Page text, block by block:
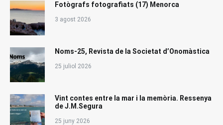
Fotògrafs fotografiats (17) Menorca
3 agost 2026
Noms-25, Revista de la Societat d’Onomàstica
25 juliol 2026
Vint contes entre la mar i la memòria. Ressenya
de J.M.Segura
25 juny 2026